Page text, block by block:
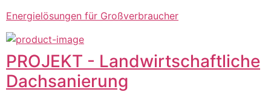
Energielösungen für Großverbraucher
PROJEKT - Landwirtschaftliche
Dachsanierung